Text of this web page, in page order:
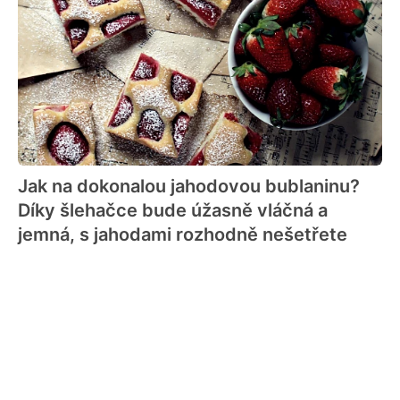
Jak na dokonalou jahodovou bublaninu?
Díky šlehačce bude úžasně vláčná a
jemná, s jahodami rozhodně nešetřete